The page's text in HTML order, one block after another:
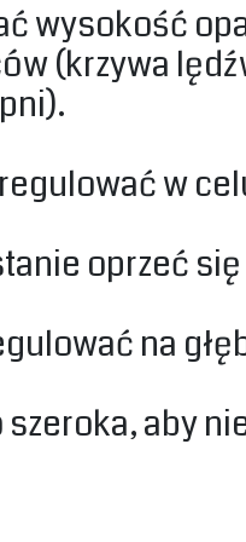
wysokość
(krzywa
w
oprzeć
na
aby